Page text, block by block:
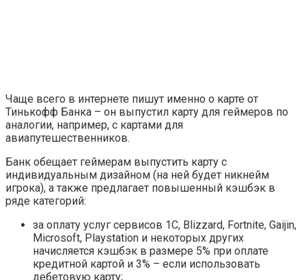
Чаще всего в интернете пишут именно о карте от
Тинькофф Банка – он выпустил карту для геймеров по
аналогии, например, с картами для
авиапутешественников.
Банк обещает геймерам выпустить карту с
индивидуальным дизайном (на ней будет никнейм
игрока), а также предлагает повышенный кэшбэк в
ряде категорий:
за оплату услуг сервисов 1С, Blizzard, Fortnite, Gaijin,
Microsoft, Playstation и некоторых других
начисляется кэшбэк в размере 5% при оплате
кредитной картой и 3% – если использовать
дебетовую карту;